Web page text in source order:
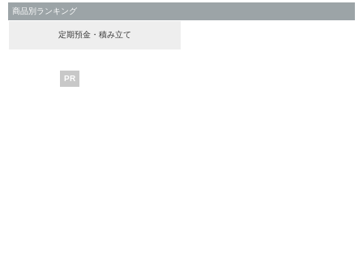
商品別ランキング
定期預金・積み立て
PR